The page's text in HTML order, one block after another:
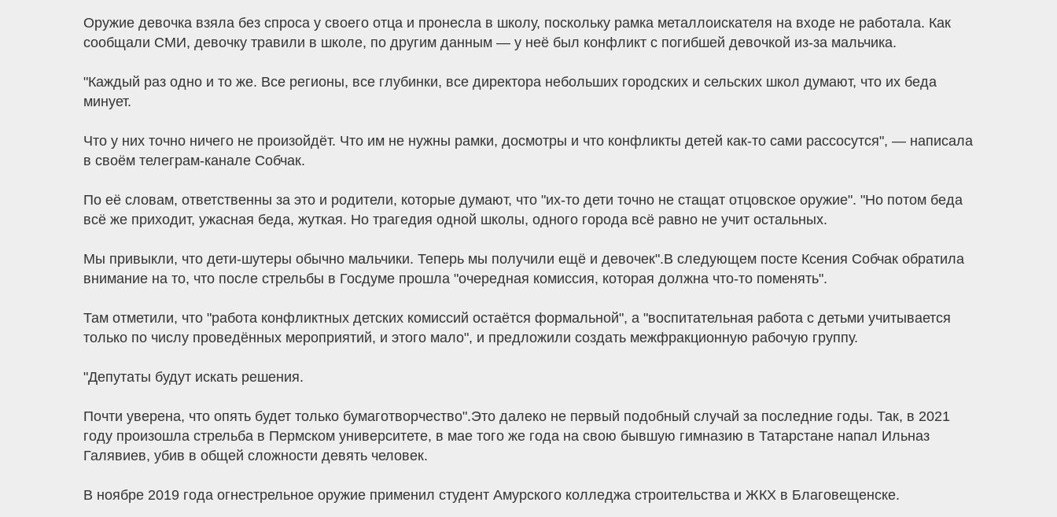
Оружие девочка взяла без спроса у своего отца и пронесла в школу, поскольку рамка металлоискателя на входе не работала. Как
сообщали СМИ, девочку травили в школе, по другим данным — у неё был конфликт с погибшей девочкой из-за мальчика.
"Каждый раз одно и то же. Все регионы, все глубинки, все директора небольших городских и сельских школ думают, что их беда
минует.
Что у них точно ничего не произойдёт. Что им не нужны рамки, досмотры и что конфликты детей как-то сами рассосутся", — написала
в своём телеграм-канале Собчак.
По её словам, ответственны за это и родители, которые думают, что "их-то дети точно не стащат отцовское оружие". "Но потом беда
всё же приходит, ужасная беда, жуткая. Но трагедия одной школы, одного города всё равно не учит остальных.
Мы привыкли, что дети-шутеры обычно мальчики. Теперь мы получили ещё и девочек".В следующем посте Ксения Собчак обратила
внимание на то, что после стрельбы в Госдуме прошла "очередная комиссия, которая должна что-то поменять".
Там отметили, что "работа конфликтных детских комиссий остаётся формальной", а "воспитательная работа с детьми учитывается
только по числу проведённых мероприятий, и этого мало", и предложили создать межфракционную рабочую группу.
"Депутаты будут искать решения.
Почти уверена, что опять будет только бумаготворчество".Это далеко не первый подобный случай за последние годы. Так, в 2021
году произошла стрельба в Пермском университете, в мае того же года на свою бывшую гимназию в Татарстане напал Ильназ
Галявиев, убив в общей сложности девять человек.
В ноябре 2019 года огнестрельное оружие применил студент Амурского колледжа строительства и ЖКХ в Благовещенске.